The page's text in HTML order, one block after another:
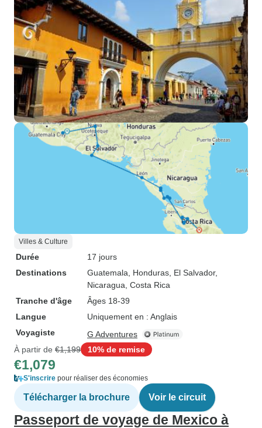
Villes & Culture
Durée
17 jours
Destinations
Guatemala , Honduras , El Salvador,
Nicaragua , Costa Rica
Tranche d'âge
Âges 18-39
Langue
Uniquement en : Anglais
Voyagiste
G Adventures
À partir de €1,199 10% de remise
€1,079
S'inscrire pour réaliser des économies
Télécharger la brochure Voir le circuit
Passeport de voyage de Mexico à